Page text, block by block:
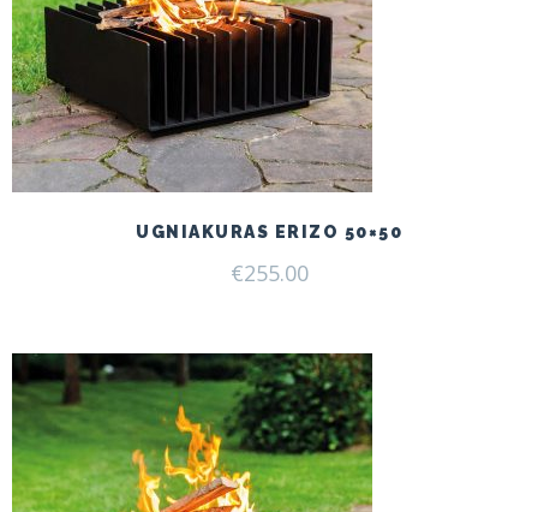
UGNIAKURAS ERIZO 50×50
€255.00